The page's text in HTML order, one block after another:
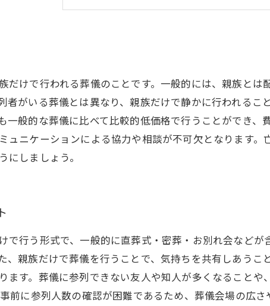
だけで行われる葬儀のことです。一般的には、親族と
者がいる葬儀とは異なり、親族だけで静かに行われる
一般的な葬儀に比べて比較的低価格で行うことができ
ュニケーションによる協力や相談が不可欠となります
にしましょう。
で行う形式で、一般的に直葬式・密葬・お別れ会など
、親族だけで葬儀を行うことで、気持ちを共有しあう
ます。葬儀に参列できない友人や知人が多くなること
前に参列人数の確認が困難であるため、葬儀会場の広